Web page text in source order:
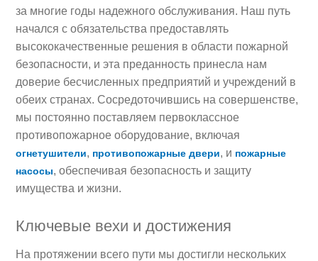
за многие годы надежного обслуживания. Наш путь
начался с обязательства предоставлять
высококачественные решения в области пожарной
безопасности, и эта преданность принесла нам
доверие бесчисленных предприятий и учреждений в
обеих странах. Сосредоточившись на совершенстве,
мы постоянно поставляем первоклассное
противопожарное оборудование, включая
огнетушители, противопожарные двери, и пожарные
насосы, обеспечивая безопасность и защиту
имущества и жизни.
Ключевые вехи и достижения
На протяжении всего пути мы достигли нескольких